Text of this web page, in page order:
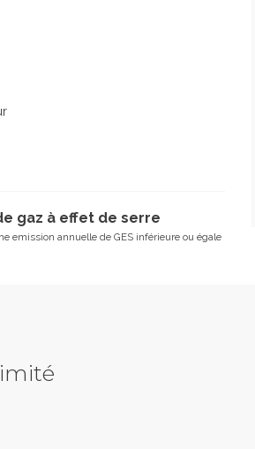
gaz à effet de serre
emission annuelle de GES inférieure ou égale